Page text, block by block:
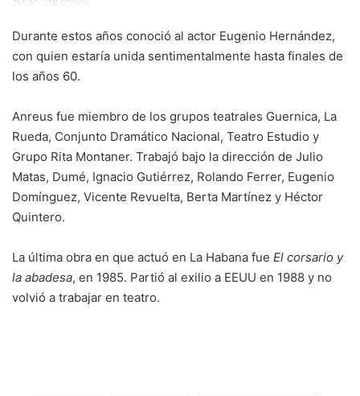
Durante estos años conoció al actor Eugenio Hernández,
con quien estaría unida sentimentalmente hasta finales de
los años 60.
Anreus fue miembro de los grupos teatrales Guernica, La
Rueda, Conjunto Dramático Nacional, Teatro Estudio y
Grupo Rita Montaner. Trabajó bajo la dirección de Julio
Matas, Dumé, Ignacio Gutiérrez, Rolando Ferrer, Eugenio
Domínguez, Vicente Revuelta, Berta Martínez y Héctor
Quintero.
La última obra en que actuó en La Habana fue El corsario y
la abadesa, en 1985. Partió al exilio a EEUU en 1988 y no
volvió a trabajar en teatro.